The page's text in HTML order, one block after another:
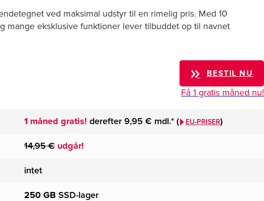
ved maksimal udstyr til en rimelig pris. Med 10
eksklusive funktioner lever tilbuddet op til navnet
BESTIL NU
Få 1 gratis måned nu!
1 måned gratis! derefter 9,95 € mdl.* ( EU-PRISER)
14,95 € udgår!
intet
250 GB SSD-lager